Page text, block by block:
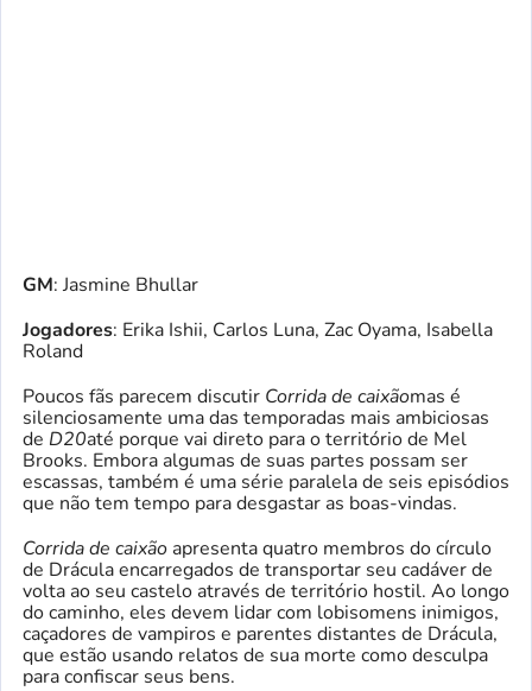
GM: Jasmine Bhullar
Jogadores: Erika Ishii, Carlos Luna, Zac Oyama, Isabella
Roland
Poucos fãs parecem discutir Corrida de caixãomas é
silenciosamente uma das temporadas mais ambiciosas
de D20até porque vai direto para o território de Mel
Brooks. Embora algumas de suas partes possam ser
escassas, também é uma série paralela de seis episódios
que não tem tempo para desgastar as boas-vindas.
Corrida de caixão apresenta quatro membros do círculo
de Drácula encarregados de transportar seu cadáver de
volta ao seu castelo através de território hostil. Ao longo
do caminho, eles devem lidar com lobisomens inimigos,
caçadores de vampiros e parentes distantes de Drácula,
que estão usando relatos de sua morte como desculpa
para confiscar seus bens.